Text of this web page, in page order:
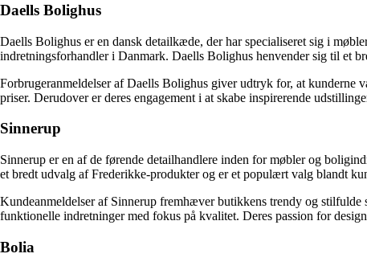
Daells Bolighus
Daells Bolighus er en dansk detailkæde, der har specialiseret sig i
indretningsforhandler i Danmark. Daells Bolighus henvender sig til et
Forbrugeranmeldelser af Daells Bolighus giver udtryk for, at
priser. Derudover er deres engagement i at skabe inspirerende
Sinnerup
Sinnerup er en af de førende detailhandlere inden for møbler og
et bredt udvalg af Frederikke-produkter og er et populært valg blandt
Kundeanmeldelser af Sinnerup fremhæver butikkens trendy og
funktionelle indretninger med fokus på kvalitet. Deres passion for
Bolia